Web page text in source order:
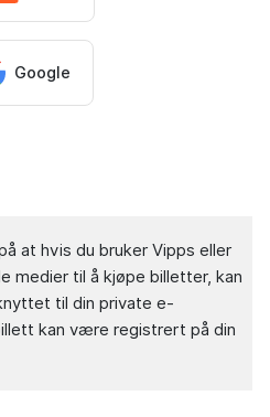
Google
at hvis du bruker Vipps eller
medier til å kjøpe billetter, kan
til din private e-
kan være registrert på din